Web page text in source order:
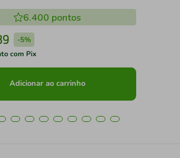
6.400 pontos
-5%
com Pix
Adicionar ao carrinho